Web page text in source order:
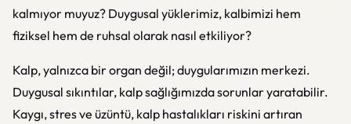
kalmıyor muyuz? Duygusal yüklerimiz, kalbimizi hem
fiziksel hem de ruhsal olarak nasıl etkiliyor?
Kalp, yalnızca bir organ değil; duygularımızın merkezi.
Duygusal sıkıntılar, kalp sağlığımızda sorunlar yaratabilir.
Kaygı, stres ve üzüntü, kalp hastalıkları riskini artıran